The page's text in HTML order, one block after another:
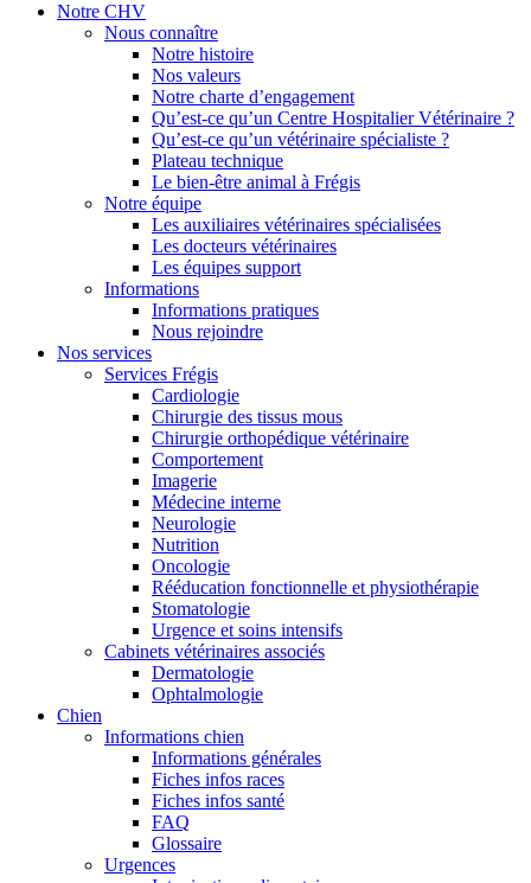
Notre CHV
Nous connaître
Notre histoire
Nos valeurs
Notre charte d’engagement
Qu’est-ce qu’un Centre Hospitalier Vétérinaire ?
Qu’est-ce qu’un vétérinaire spécialiste ?
Plateau technique
Le bien-être animal à Frégis
Notre équipe
Les auxiliaires vétérinaires spécialisées
Les docteurs vétérinaires
Les équipes support
Informations
Informations pratiques
Nous rejoindre
Nos services
Services Frégis
Cardiologie
Chirurgie des tissus mous
Chirurgie orthopédique vétérinaire
Comportement
Imagerie
Médecine interne
Neurologie
Nutrition
Oncologie
Rééducation fonctionnelle et physiothérapie
Stomatologie
Urgence et soins intensifs
Cabinets vétérinaires associés
Dermatologie
Ophtalmologie
Chien
Informations chien
Informations générales
Fiches infos races
Fiches infos santé
FAQ
Glossaire
Urgences